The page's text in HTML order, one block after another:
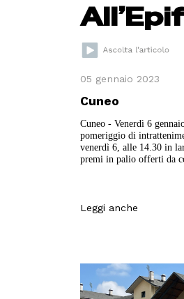
05 gennaio 2023
Cuneo
Cuneo - Venerdì 6
pomeriggio di
venerdì 6, alle 14.30 in
premi in palioofferti da
Leggi anche